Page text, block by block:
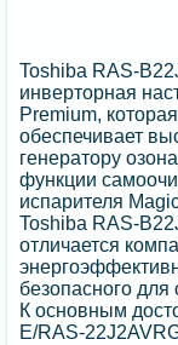
Toshiba RAS-
инверторная
Premium,
обеспечивает
генератору
функции
испарителя
Toshiba RAS-
отличается
безопасного
К основным
E/RAS-